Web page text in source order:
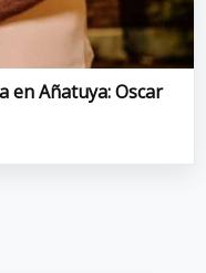
en Añatuya: Oscar